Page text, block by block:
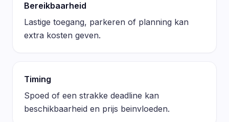
Bereikbaarheid
Lastige toegang, parkeren of planning kan
extra kosten geven.
Timing
Spoed of een strakke deadline kan
beschikbaarheid en prijs beinvloeden.